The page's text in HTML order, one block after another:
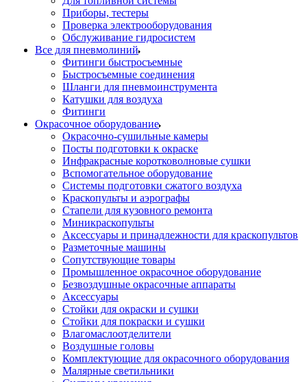
Приборы, тестеры
Проверка электрооборудования
Обслуживание гидросистем
Все для пневмолиний
Фитинги быстросъемные
Быстросъемные соединения
Шланги для пневмоинструмента
Катушки для воздуха
Фитинги
Окрасочное оборудование
Окрасочно-сушильные камеры
Посты подготовки к окраске
Инфракрасные коротковолновые сушки
Вспомогательное оборудование
Системы подготовки сжатого воздуха
Краскопульты и аэрографы
Стапели для кузовного ремонта
Миникраскопульты
Аксессуары и принадлежности для краскопультов
Разметочные машины
Сопутствующие товары
Промышленное окрасочное оборудование
Безвоздушные окрасочные аппараты
Аксессуары
Стойки для окраски и сушки
Стойки для покраски и сушки
Влагомаслоотделители
Воздушные головы
Комплектующие для окрасочного оборудования
Малярные светильники